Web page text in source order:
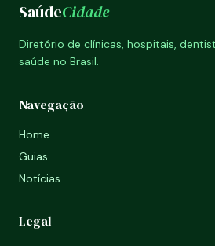
SaúdeCidade
Diretório de clínicas, hospitais,
saúde no Brasil.
Navegação
Home
Guias
Notícias
Legal